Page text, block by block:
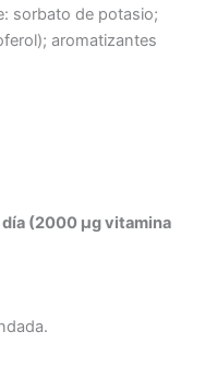
sorbato de potasio;
aromatizantes
día (2000 µg vitamina